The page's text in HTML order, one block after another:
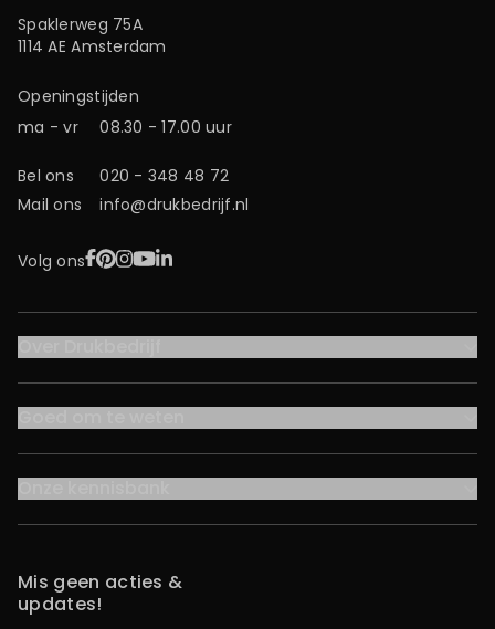
Spaklerweg 75A
1114 AE Amsterdam
Openingstijden
ma - vr
08.30 - 17.00 uur
Bel ons
020 - 348 48 72
Mail ons
info@drukbedrijf.nl
Volg onsFacebook
Pinterest
Instagram
YouTube
LinkedIn
Mis geen acties &
updates!